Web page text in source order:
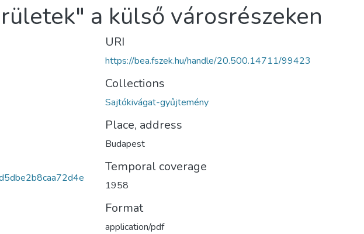
a külső városrészeken
URI
https://bea.fszek.hu/handle/20.500.14711/99423
Collections
Sajtókivágat-gyűjtemény
Place, address
Budapest
Temporal coverage
1958
Format
application/pdf